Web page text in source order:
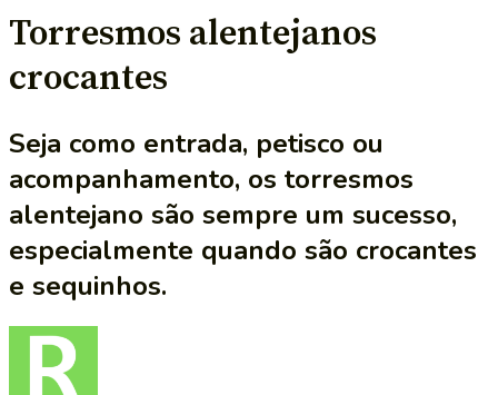
Torresmos alentejanos
crocantes
Seja como entrada, petisco ou
acompanhamento, os torresmos
alentejano são sempre um sucesso,
especialmente quando são crocantes
e sequinhos.